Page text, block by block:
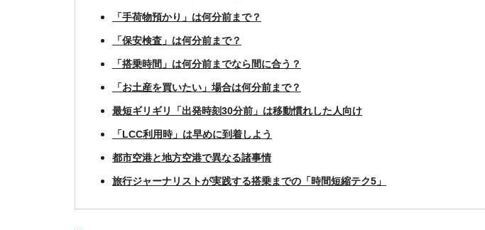
「手荷物預かり」は何分前まで？
「保安検査」は何分前まで？
「搭乗時間」は何分前までなら間に合う？
「お土産を買いたい」場合は何分前まで？
最短ギリギリ「出発時刻30分前」は移動慣れした人向け
「LCC利用時」は早めに到着しよう
都市空港と地方空港で異なる諸事情
旅行ジャーナリストが実践する搭乗までの「時間短縮テク5」